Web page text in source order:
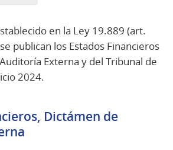
en la Ley 19.889 (art.
publican los Estados Financieros
Externa y del Tribunal de
2024.
Dictámen de